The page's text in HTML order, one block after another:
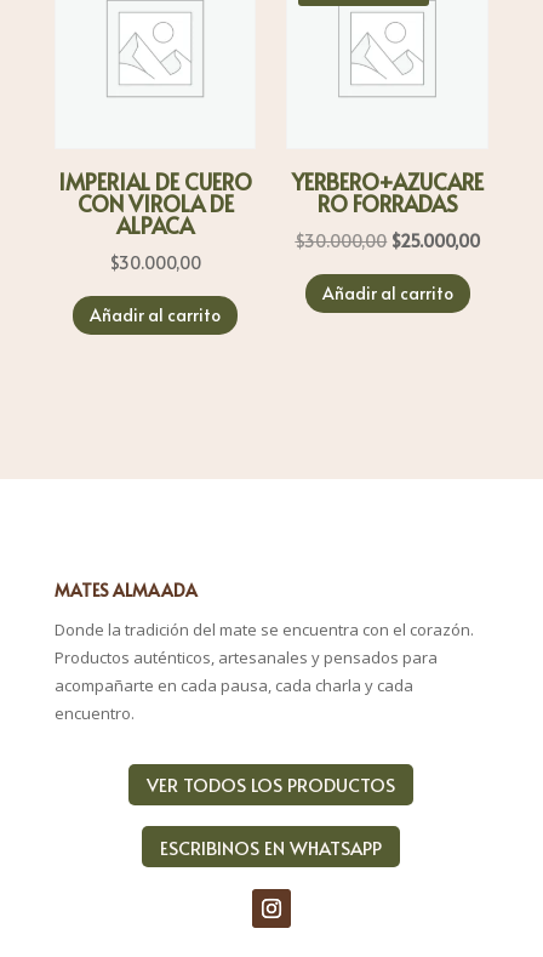
IMPERIAL DE CUERO
CON VIROLA DE
ALPACA
$30.000,00
Añadir al carrito
YERBERO+AZUCARE
RO FORRADAS
$30.000,00 El
precio
original
$25.000,00El
Añadir al carrito
MATES ALMAADA
Donde la tradición del mate se encuentra con el corazón.
Productos auténticos, artesanales y pensados para
acompañarte en cada pausa, cada charla y cada
encuentro.
VER TODOS LOS PRODUCTOS
ESCRIBINOS EN WHATSAPP